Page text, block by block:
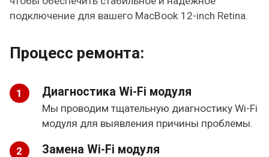
подключение для вашего MacBook 12-inch Retina.
Процесс ремонта:
Диагностика Wi-Fi модуля
Мы проводим тщательную диагностику Wi-Fi
модуля для выявления причины проблемы.
Замена Wi-Fi модуля